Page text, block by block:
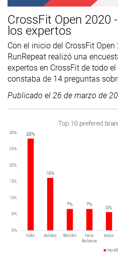
CrossFit Open 2020
los expertos
Con el inicio del CrossFit
RunRepeat realizó una
expertos en CrossFit de todo
constaba de 14 preguntas
Publicado el 26 de marzo de